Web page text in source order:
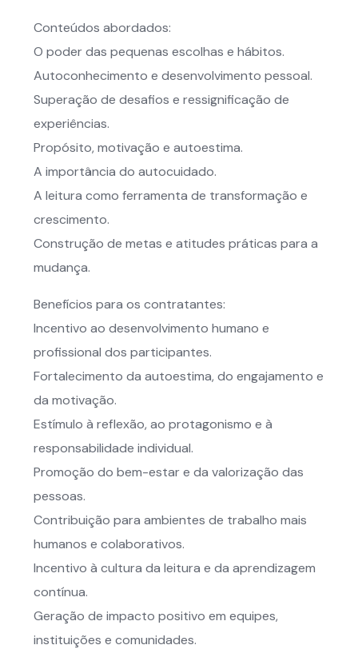
Conteúdos abordados:
O poder das pequenas escolhas e hábitos.
Autoconhecimento e desenvolvimento pessoal.
Superação de desafios e ressignificação de
experiências.
Propósito, motivação e autoestima.
A importância do autocuidado.
A leitura como ferramenta de transformação e
crescimento.
Construção de metas e atitudes práticas para a
mudança.
Benefícios para os contratantes:
Incentivo ao desenvolvimento humano e
profissional dos participantes.
Fortalecimento da autoestima, do engajamento e
da motivação.
Estímulo à reflexão, ao protagonismo e à
responsabilidade individual.
Promoção do bem-estar e da valorização das
pessoas.
Contribuição para ambientes de trabalho mais
humanos e colaborativos.
Incentivo à cultura da leitura e da aprendizagem
contínua.
Geração de impacto positivo em equipes,
instituições e comunidades.